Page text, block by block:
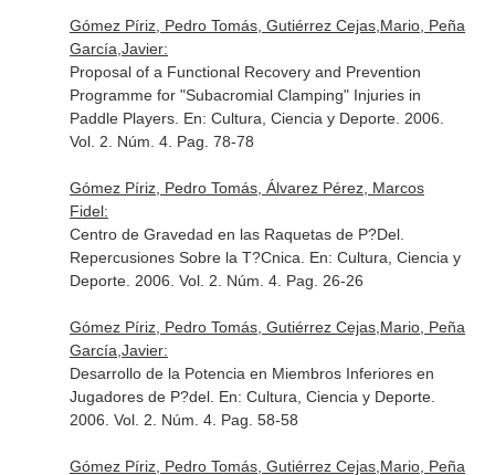
Gómez Píriz, Pedro Tomás, Gutiérrez Cejas,Mario, Peña
García,Javier:
Proposal of a Functional Recovery and Prevention
Programme for "Subacromial Clamping" Injuries in
Paddle Players. En: Cultura, Ciencia y Deporte. 2006.
Vol. 2. Núm. 4. Pag. 78-78
Gómez Píriz, Pedro Tomás, Álvarez Pérez, Marcos
Fidel:
Centro de Gravedad en las Raquetas de P?Del.
Repercusiones Sobre la T?Cnica. En: Cultura, Ciencia y
Deporte. 2006. Vol. 2. Núm. 4. Pag. 26-26
Gómez Píriz, Pedro Tomás, Gutiérrez Cejas,Mario, Peña
García,Javier:
Desarrollo de la Potencia en Miembros Inferiores en
Jugadores de P?del. En: Cultura, Ciencia y Deporte.
2006. Vol. 2. Núm. 4. Pag. 58-58
Gómez Píriz, Pedro Tomás, Gutiérrez Cejas,Mario, Peña